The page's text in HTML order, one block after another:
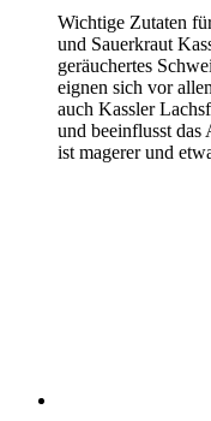
Wichtige Zutaten
und Sauerkraut
geräuchertes
eignen sich vor
auch Kassler
und beeinflusst
ist magerer und